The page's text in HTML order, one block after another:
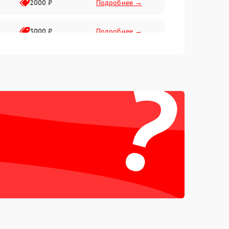
2000 ₽ Подробнее →
3000 ₽ Подробнее →
1000 ₽
Подробнее →
Подробнее →
?